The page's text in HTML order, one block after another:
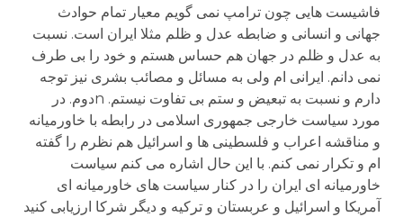
فاشیست هایی چون ترامپ نمی گویم معیار تمام حوادث
جهانی و انسانی و ضابطه عدل و ظلم مثلا ایران است. نسبت
به عدل و ظلم در جهان هم حساس هستم و خود را بی طرف
نمی دانم. ایرانی ام ولی به مسائل و مصائب بشری نیز توجه
دارم و نسبت به تبعیض و ستم بی تفاوت نیستم. nدوم. در
مورد سیاست خارجی جمهوری اسلامی در رابطه با خاورمیانه
و مناقشه اعراب و فلسطینی ها و اسرائیل هم نظرم را گفته
ام و تکرار نمی کنم. با این حال اشاره می کنم سیاست
خاورمیانه ای ایران را در کنار سیاست های خاورمیانه ای
آمریکا و اسرائیل و عربستان و ترکیه و دیگر شرکا ارزیابی کنید